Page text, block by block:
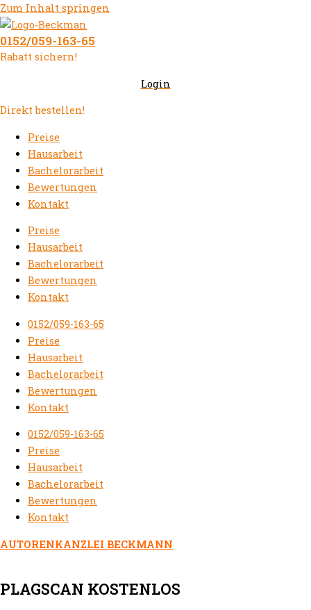
Zum Inhalt springen
0152/059-163-65
Rabatt sichern!
Login
Direkt bestellen!
Preise
Hausarbeit
Bachelorarbeit
Bewertungen
Kontakt
Preise
Hausarbeit
Bachelorarbeit
Bewertungen
Kontakt
0152/059-163-65
Preise
Hausarbeit
Bachelorarbeit
Bewertungen
Kontakt
0152/059-163-65
Preise
Hausarbeit
Bachelorarbeit
Bewertungen
Kontakt
AUTORENKANZLEI BECKMANN
PLAGSCAN KOSTENLOS